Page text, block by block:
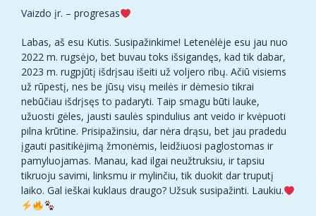
Vaizdo įr. – progresas
Labas, aš esu Kutis. Susipažinkime! Letenėlėje esu jau nuo
2022 m. rugsėjo, bet buvau toks išsigandęs, kad tik dabar,
2023 m. rugpjūtį išdrįsau išeiti už voljero ribų. Ačiū visiems
už rūpestį, nes be jūsų visų meilės ir dėmesio tikrai
nebūčiau išdrįsęs to padaryti. Taip smagu būti lauke,
užuosti gėles, jausti saulės spindulius ant veido ir kvėpuoti
pilna krūtine. Prisipažinsiu, dar nėra drąsu, bet jau pradedu
įgauti pasitikėjimą žmonėmis, leidžiuosi paglostomas ir
pamyluojamas. Manau, kad ilgai neužtruksiu, ir tapsiu
tikruoju savimi, linksmu ir mylinčiu, tik duokit dar truputį
laiko. Gal ieškai kuklaus draugo? Užsuk susipažinti. Laukiu.